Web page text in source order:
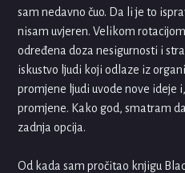
sam nedavno čuo. Da li je to
nisam uvjeren. Velikom
određena doza nesigurnosti i
iskustvo ljudi koji odlaze iz
promjene ljudi uvode nove ideje
promjene. Kako god, smatram
zadnja opcija.
Od kada sam pročitao knjigu